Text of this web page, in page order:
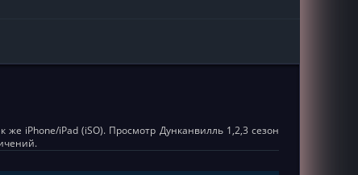
iPhone/iPad (iSO). Просмотр Дунканвилль 1,2,3 сезон